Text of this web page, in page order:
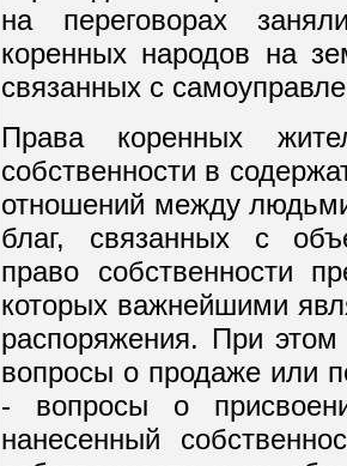
на переговорах
коренных народов на
связанных с
Права коренных
собственности в
отношений между
благ, связанных с
право собственности
которых важнейшими
распоряжения. При
вопросы о продаже или
- вопросы о
нанесенный